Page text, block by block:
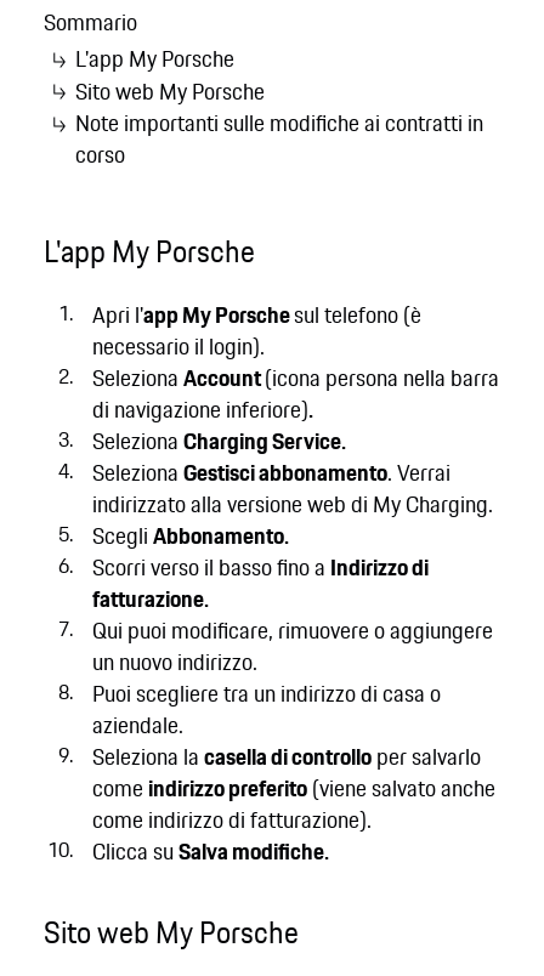
Sommario
L'app My Porsche
Sito web My Porsche
Note importanti sulle modifiche ai contratti in
corso
L'app My Porsche
Apri l'app My Porschesul telefono (è
necessario il login).
SelezionaAccount(icona persona nella barra
di navigazione inferiore).
SelezionaCharging Service.
SelezionaGestisci abbonamento. Verrai
indirizzato alla versione web di My Charging.
ScegliAbbonamento.
Scorri verso il basso fino a Indirizzo di
fatturazione.
Qui puoi modificare, rimuovere o aggiungere
un nuovo indirizzo.
Puoi scegliere tra un indirizzo di casa o
aziendale.
Seleziona lacasella di controlloper salvarlo
come indirizzo preferito(viene salvato anche
come indirizzo di fatturazione).
Clicca suSalva modifiche.
Sito web My Porsche